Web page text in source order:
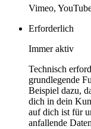
Vimeo,
Erforderlich
Immer aktiv
Technisch
grundlegende
Beispiel dazu,
dich in dein
auf dich ist für
anfallende